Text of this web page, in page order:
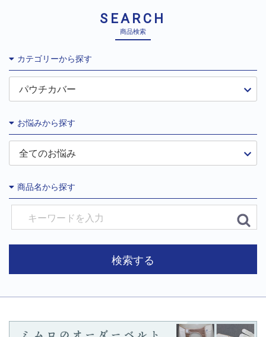
SEARCH
商品検索
カテゴリーから探す
お悩みから探す
商品名から探す